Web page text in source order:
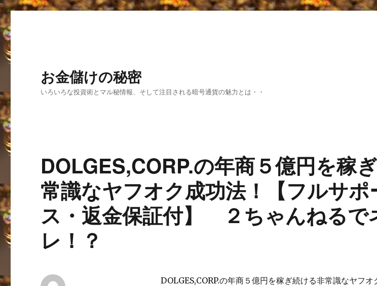
お金儲けの秘密
いろいろな投資術とマル秘情報、そして注目される暗号通貨の魅力とは・・
DOLGES,CORP.の年商５億円を稼
常識なヤフオク成功法！【フルサポ
ス・返金保証付】 ２ちゃんねるで
レ！？
DOLGES,CORP.の年商５億円を稼ぎ続ける非常識なヤフ